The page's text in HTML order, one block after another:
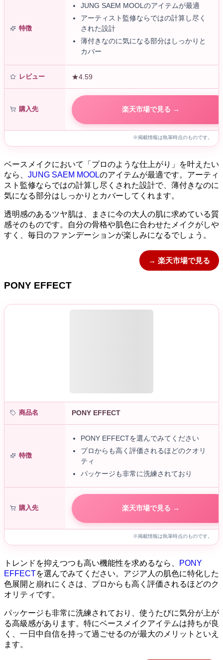
特徴
JUNG SAEM MOOLのアイテムが最適
アーティスト監修ならではの計算し尽く
された設計
薄付きなのに気になる部分はしっかりと
カバー
レビュー ★4.59
購入先 楽天市場で見る →
※掲載情報は執筆時点のものです。
ベースメイクにおいて「プロのような仕上がり」を叶えたい
なら、 JUNG SAEM MOOLのアイテムが最適です。アーティ
スト監修ならではの計算し尽くされた設計で、薄付きなのに
気になる部分はしっかりとカバーしてくれます。
透明感のあるツヤ肌は、まさに今の大人の肌に求めている質
感そのものです。自分の骨格や肌色に合わせたメイクがしや
すく、毎日のファンデーションが楽しみになるでしょう。
→ 楽天市場で見る
PONY EFFECT
商品名 PONY EFFECT
特徴
PONY EFFECTを選んでみてください
プロからも高く評価されるほどのクオリ
ティ
パッケージも非常に洗練されており
購入先 楽天市場で見る →
※掲載情報は執筆時点のものです。
トレンドを抑えつつも高い機能性を求めるなら、
PONY
EFFECTを選んでみてください。アジア人の肌色に特化した
色展開と崩れにくさは、プロからも高く評価されるほどのク
オリティです。
パッケージも非常に洗練されており、使うたびに気分が上が
る高級感があります。特にベースメイクアイテムは持ちが良
く、一日中自信を持って過ごせるのが最大のメリットといえ
ます。